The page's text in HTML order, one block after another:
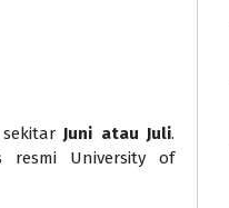
sekitarJuni atau Juli.
resmi University of